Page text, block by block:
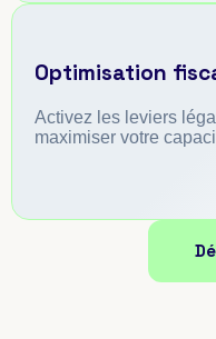
Optimisation
Activez les leviers
maximiser votre